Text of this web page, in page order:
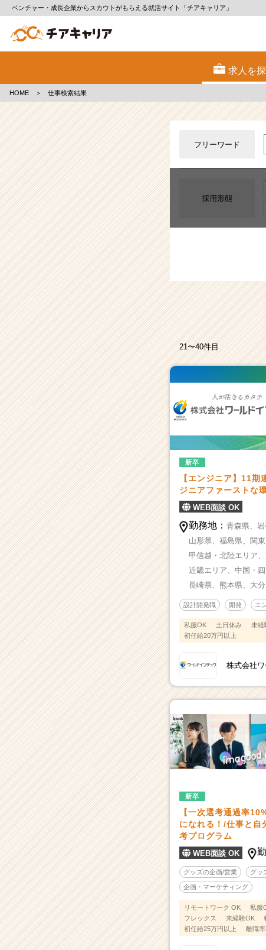
ベンチャー・成長企業からスカウトがもらえる就活サイト「チアキャリア」
人
求人を
HOME ＞ 仕事検索結果
フリーワード
採用形態
21〜40件目
新卒
【エンジニア】11期
ジニアファースト
WEB面談 OK
勤務地： 青森県、 岩
山形県、 福島県、 関東
甲信越・北陸エリア、
近畿エリア、 中国・四
長崎県、 熊本県、 大分
設計開発職 開発 エ
私服OK 土日休み 未経
初任給20万円以上
株式会社
新卒
【一次選考通過率
になれる！/仕事と自
考プログラム
WEB面談 OK
グッズの企画/営業 グッ
企画・マーケティング
リモートワーク OK 私服
フレックス
未経験OK
初任給25万円以上
離職